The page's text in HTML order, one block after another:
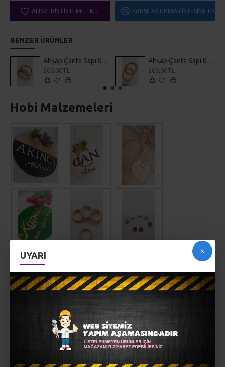
UYARI
ALIŞVERIŞ LISTEME EKLE KARŞILAŞTIRMA LISTESINE EKLE
BENZER ÜRÜNLER
Ahşap Çanta Sapı 0001
200,00TL
Ahşap Çanta Sapı 0002
200,00TL
Hobi Malzemeleri
AÇIKLAMA
Her türlü çanta için uyumludur...
MÜŞTERI YORUMLARI